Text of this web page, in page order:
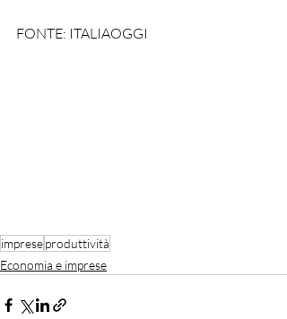
FONTE: ITALIAOGGI
impreseproduttività
Economia e imprese